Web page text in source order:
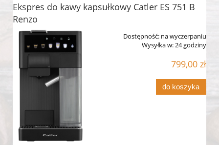
Ekspres do kawy kapsułkowy Catler ES 751 B
Renzo
Dostępność: na wyczerpaniu
Wysyłka w:24 godziny
799,00 zł
do koszyka